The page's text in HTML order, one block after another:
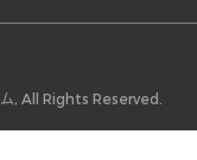
, All Rights Reserved.